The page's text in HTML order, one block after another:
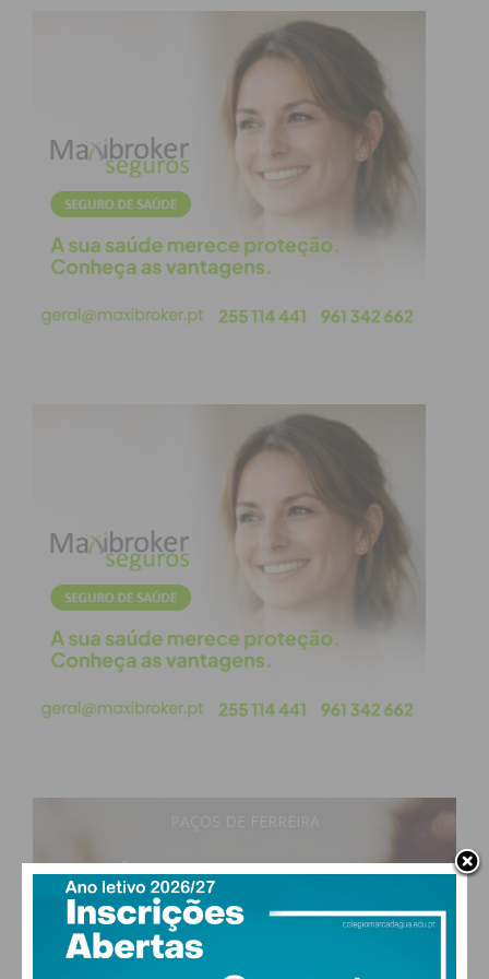
o apoio da ANESC – Associação Nacional de
Emergência, Socorro e Catástrofe, que ofereceu a
formação, capacitou 18 elementos da equipa para
poderem iniciar manobras de suporte básico de
vida em caso de paragem cardiorrespiratória.
“Termos conhecimento ajuda-nos a estar mais
calmos e confiantes”
Sílvia Ferreira é funcionária há 20 anos e foi uma
das trabalhadoras formada em suporte básico de
vida. “Já temos algumas colegas que sabem aplicar
manobras relacionadas com o engasgamento que
nenhuma paragem cardiorrespiratória, que é uma
estar preparados para essa situação e o facto de
calmos e confiantes se houver alguma
necessidade”, acrescentou, certa de que é “uma
mais valia”.
17°
clear sky
vento: 1m/s E
MAX 17 • MIN 17